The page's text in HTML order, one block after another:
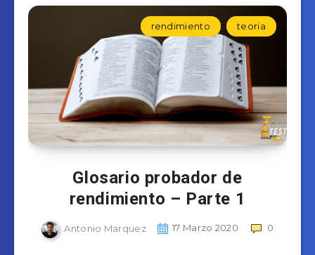
rendimiento teoria
Glosario probador de
rendimiento – Parte 1
Antonio Marquez 17 Marzo 2020 0